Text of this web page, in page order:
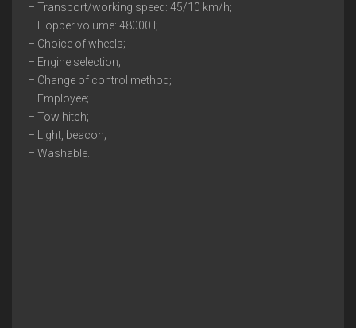
– Transport/working speed: 45/10 km/h;
– Hopper volume: 48000 l;
– Choice of wheels;
– Engine selection;
– Change of control method;
– Employee;
– Tow hitch;
– Light, beacon;
– Washable.